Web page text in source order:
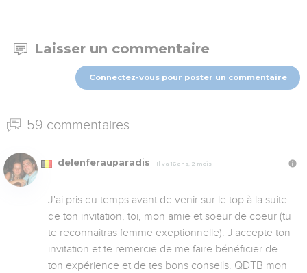
Laisser un commentaire
Connectez-vous pour poster un commentaire
59 commentaires
delenferauparadis Il y a 16 ans, 2 mois
J'ai pris du temps avant de venir sur le top à la suite
de ton invitation, toi, mon amie et soeur de coeur (tu
te reconnaitras femme exeptionnelle). J'accepte ton
invitation et te remercie de me faire bénéficier de
ton expérience et de tes bons conseils. QDTB mon